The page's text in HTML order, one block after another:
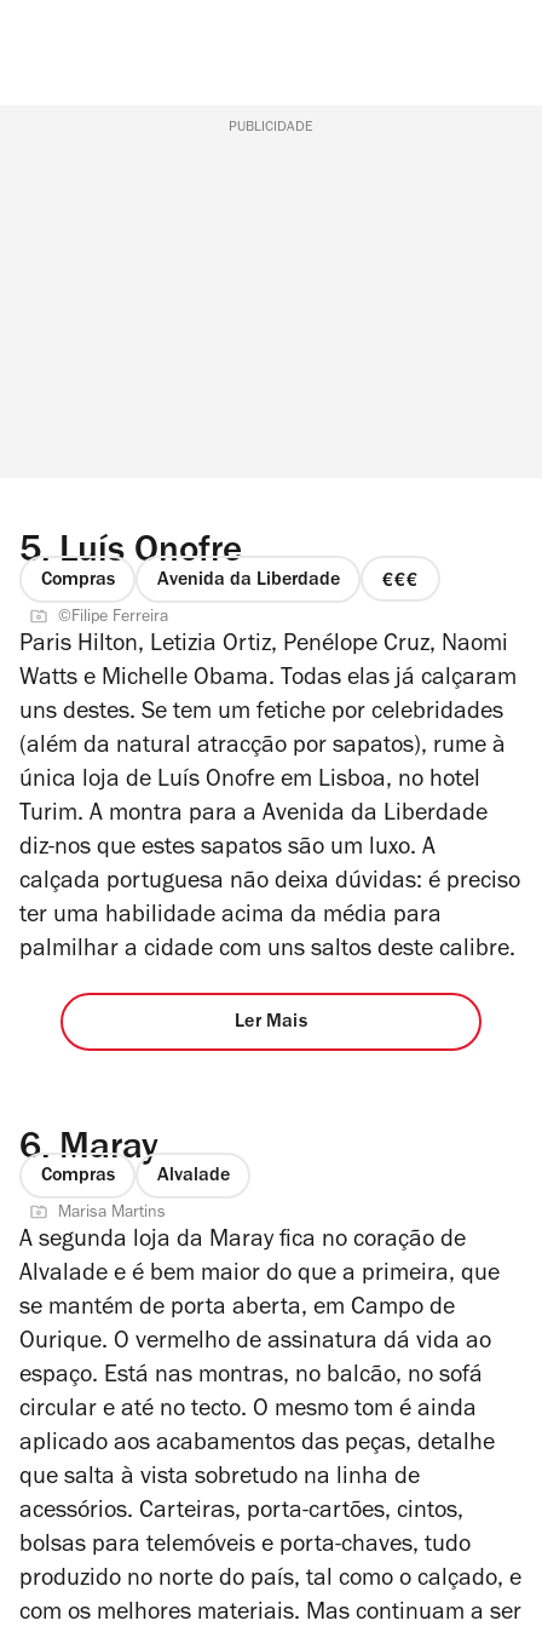
PUBLICIDADE
5. Luís Onofre
Compras Avenida da Liberdade
preço
de
4
©Filipe Ferreira
Paris Hilton, Letizia Ortiz, Penélope Cruz, Naomi
Watts e Michelle Obama. Todas elas já calçaram
uns destes. Se tem um fetiche por celebridades
(além da natural atracção por sapatos), rume à
única loja de Luís Onofre em Lisboa, no hotel
Turim. A montra para a Avenida da Liberdade
diz-nos que estes sapatos são um luxo. A
calçada portuguesa não deixa dúvidas: é preciso
ter uma habilidade acima da média para
palmilhar a cidade com uns saltos deste calibre.
Ler Mais
6. Maray
Compras Alvalade
Marisa Martins
A segunda loja da Maray fica no coração de
Alvalade e é bem maior do que a primeira, que
se mantém de porta aberta, em Campo de
Ourique. O vermelho de assinatura dá vida ao
espaço. Está nas montras, no balcão, no sofá
circular e até no tecto. O mesmo tom é ainda
aplicado aos acabamentos das peças, detalhe
que salta à vista sobretudo na linha de
acessórios. Carteiras, porta-cartões, cintos,
bolsas para telemóveis e porta-chaves, tudo
produzido no norte do país, tal como o calçado, e
com os melhores materiais. Mas continuam a ser